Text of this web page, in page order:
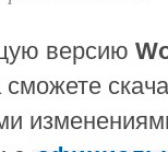
версию
сможете